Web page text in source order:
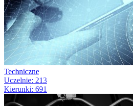
Techniczne
Uczelnie: 213
Kierunki: 691